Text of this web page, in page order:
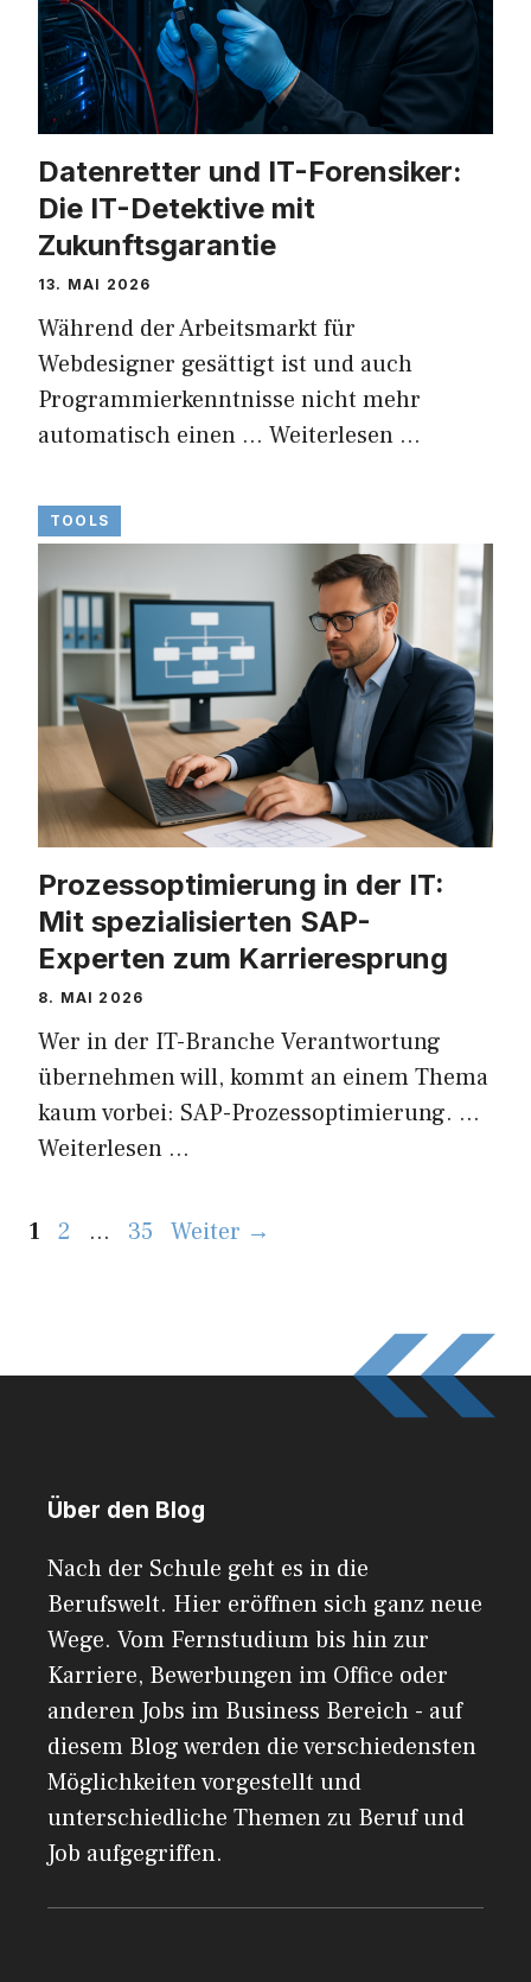
Datenretter und IT-Forensiker:
Die IT-Detektive mit
Zukunftsgarantie
13. MAI 2026
Während der Arbeitsmarkt für
Webdesigner gesättigt ist und auch
Programmierkenntnisse nicht mehr
automatisch einen … Weiterlesen …
TOOLS
Prozessoptimierung in der IT:
Mit spezialisierten SAP-
Experten zum Karrieresprung
8. MAI 2026
Wer in der IT-Branche Verantwortung
übernehmen will, kommt an einem Thema
kaum vorbei: SAP-Prozessoptimierung. …
Weiterlesen …
Seite
1 Seite
2 … Seite
35 Weiter →
Über den Blog
Nach der Schule geht es in die
Berufswelt. Hier eröffnen sich ganz neue
Wege. Vom Fernstudium bis hin zur
Karriere, Bewerbungen im Office oder
anderen Jobs im Business Bereich - auf
diesem Blog werden die verschiedensten
Möglichkeiten vorgestellt und
unterschiedliche Themen zu Beruf und
Job aufgegriffen.